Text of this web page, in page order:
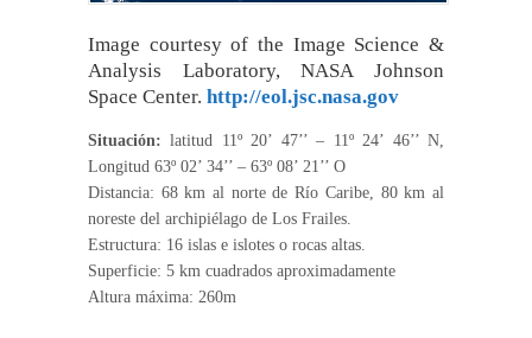
Image courtesy of the Image Science &
Analysis Laboratory, NASA Johnson
Space Center. http://eol.jsc.nasa.gov
Situación: latitud 11º 20’ 47’’ – 11º 24’ 46’’ N,
Longitud 63º 02’ 34’’ – 63º 08’ 21’’ O
Distancia: 68 km al norte de Río Caribe, 80 km al
noreste del archipiélago de Los Frailes.
Estructura: 16 islas e islotes o rocas altas.
Superficie: 5 km cuadrados aproximadamente
Altura máxima: 260m